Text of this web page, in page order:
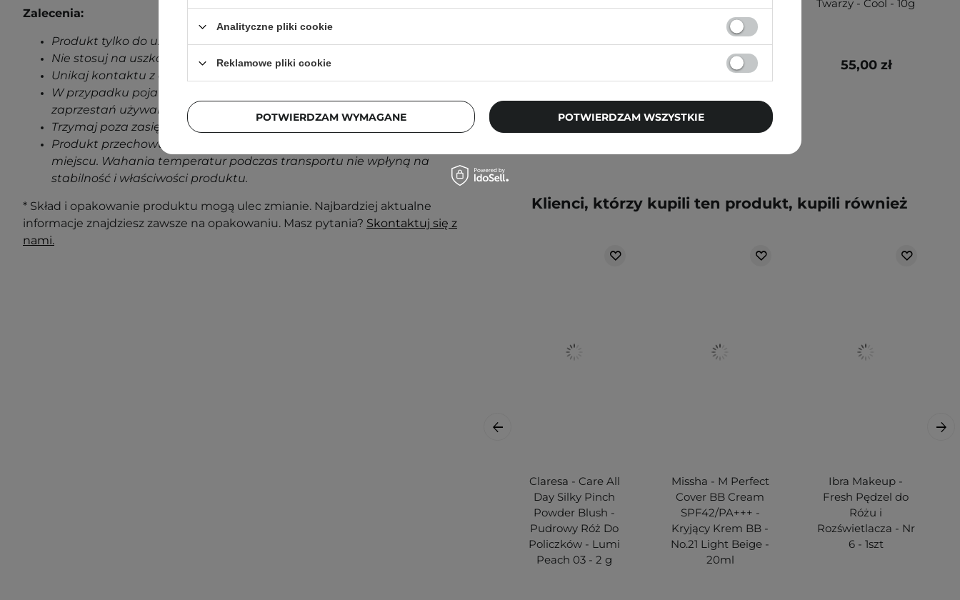
Zalecenia:
Produkt tylko do użytku zewnętrznego.
Nie stosuj na uszkodzoną skórę.
Unikaj kontaktu z oczami.
W przypadku pojawienia się jakichkolwiek oznak podrażnienia,
zaprzestań używania produktu.
Trzymaj poza zasięgiem dzieci.
Produkt przechowuj w temperaturze pokojowej, w zacienionym
miejscu. Wahania temperatur podczas transportu nie wpłyną na
stabilność i właściwości produktu.
* Skład i opakowanie produktu mogą ulec zmianie. Najbardziej aktualne
informacje znajdziesz zawsze na opakowaniu. Masz pytania? Skontaktuj się z
nami.
59,00 zł
Twarzy - Cool - 10g
55,00 zł
Klienci, którzy kupili ten produkt, kupili również
Claresa - Care All
Day Silky Pinch
Powder Blush -
Pudrowy Róż Do
Policzków - Lumi
Peach 03 - 2 g
Missha - M Perfect
Cover BB Cream
SPF42/PA+++ -
Kryjący Krem BB -
No.21 Light Beige -
20ml
Ibra Makeup -
Fresh Pędzel do
Różu i
Rozświetlacza - Nr
6 - 1szt
Analityczne pliki cookie
Reklamowe pliki cookie
POTWIERDZAM WYMAGANE POTWIERDZAM WSZYSTKIE